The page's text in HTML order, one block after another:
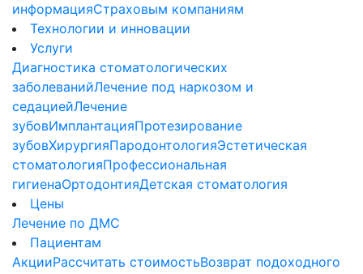
информацияСтраховым компаниям
Технологии и инновации
Услуги
Диагностика стоматологических
заболеванийЛечение под наркозом и
седациейЛечение
зубовИмплантацияПротезирование
зубовХирургияПародонтологияЭстетическая
стоматологияПрофессиональная
гигиенаОртодонтияДетская стоматология
Цены
Лечение по ДМС
Пациентам
АкцииРассчитать стоимостьВозврат подоходного